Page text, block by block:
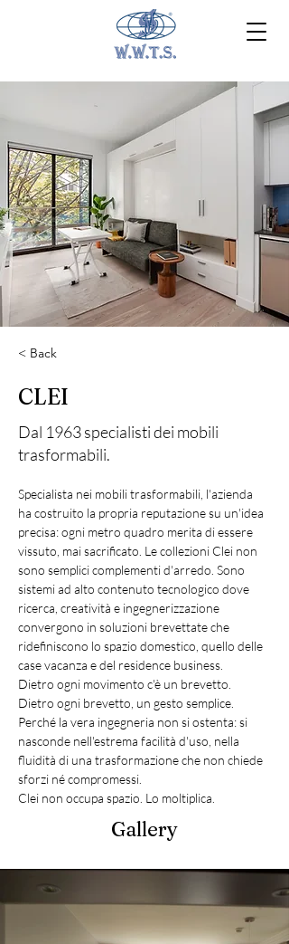
< Back
CLEI
Dal 1963 specialisti dei mobili
trasformabili.
Specialista nei mobili trasformabili, l'azienda
ha costruito la propria reputazione su un'idea
precisa: ogni metro quadro merita di essere
vissuto, mai sacrificato. Le collezioni Clei non
sono semplici complementi d'arredo. Sono
sistemi ad alto contenuto tecnologico dove
ricerca, creatività e ingegnerizzazione
convergono in soluzioni brevettate che
ridefiniscono lo spazio domestico, quello delle
case vacanza e del residence business.
Dietro ogni movimento c'è un brevetto.
Dietro ogni brevetto, un gesto semplice.
Perché la vera ingegneria non si ostenta: si
nasconde nell'estrema facilità d'uso, nella
fluidità di una trasformazione che non chiede
sforzi né compromessi.
Clei non occupa spazio. Lo moltiplica.
Gallery